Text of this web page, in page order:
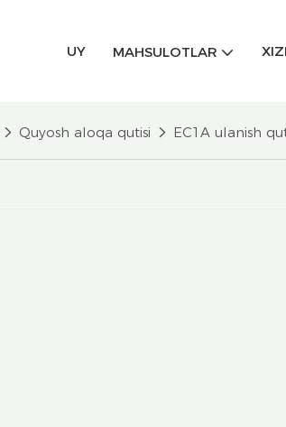
UY MAHSULOTLAR
Quyosh aloqa qutisi EC1A ulanish